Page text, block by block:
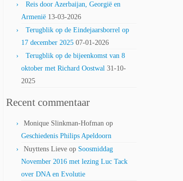
Reis door Azerbaijan, Georgië en
Armenië 13-03-2026
Terugblik op de Eindejaarsborrel op
17 december 2025 07-01-2026
Terugblik op de bijeenkomst van 8
oktober met Richard Oostwal 31-10-
2025
Recent commentaar
Monique Slinkman-Hofman op
Geschiedenis Philips Apeldoorn
Nuyttens Lieve op Soosmiddag
November 2016 met lezing Luc Tack
over DNA en Evolutie